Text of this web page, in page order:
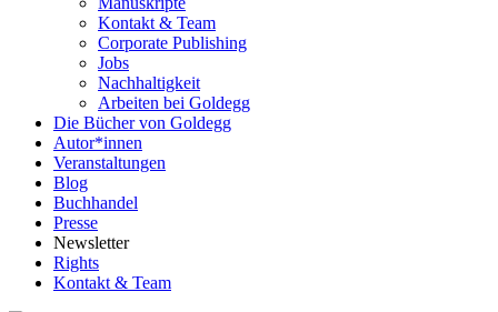
Kontakt & Team
Corporate Publishing
Jobs
Nachhaltigkeit
Arbeiten bei Goldegg
Die Bücher von Goldegg
Autor*innen
Veranstaltungen
Blog
Buchhandel
Presse
Newsletter
Rights
Kontakt & Team